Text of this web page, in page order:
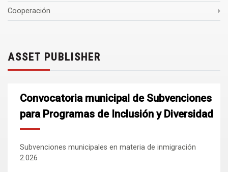
Cooperación
ASSET PUBLISHER
Convocatoria municipal de Subvenciones
para Programas de Inclusión y Diversidad
Subvenciones municipales en materia de inmigración
2.026